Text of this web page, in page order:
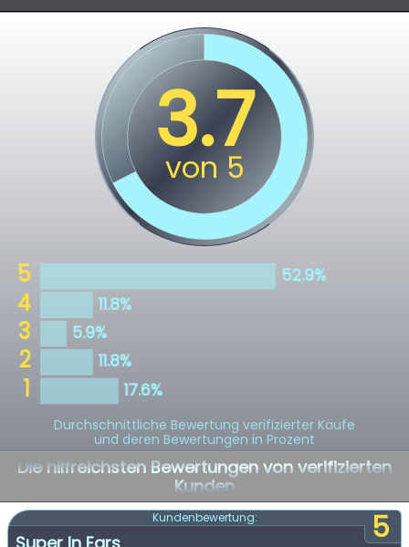
Durchschnittliche Bewertung verifizierter Käufe
und deren Bewertungen in Prozent
Die hilfreichsten Bewertungen von verifizierten
Kunden
5
Kundenbewertung: